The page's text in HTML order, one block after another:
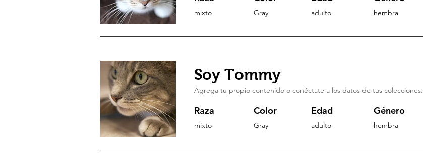
mixto Gray adulto hembra
Soy Tommy
Agrega tu propio contenido o conéctate a los datos de tus colecciones.
Raza
mixto
Color Edad
Gray adulto
Género
hembra